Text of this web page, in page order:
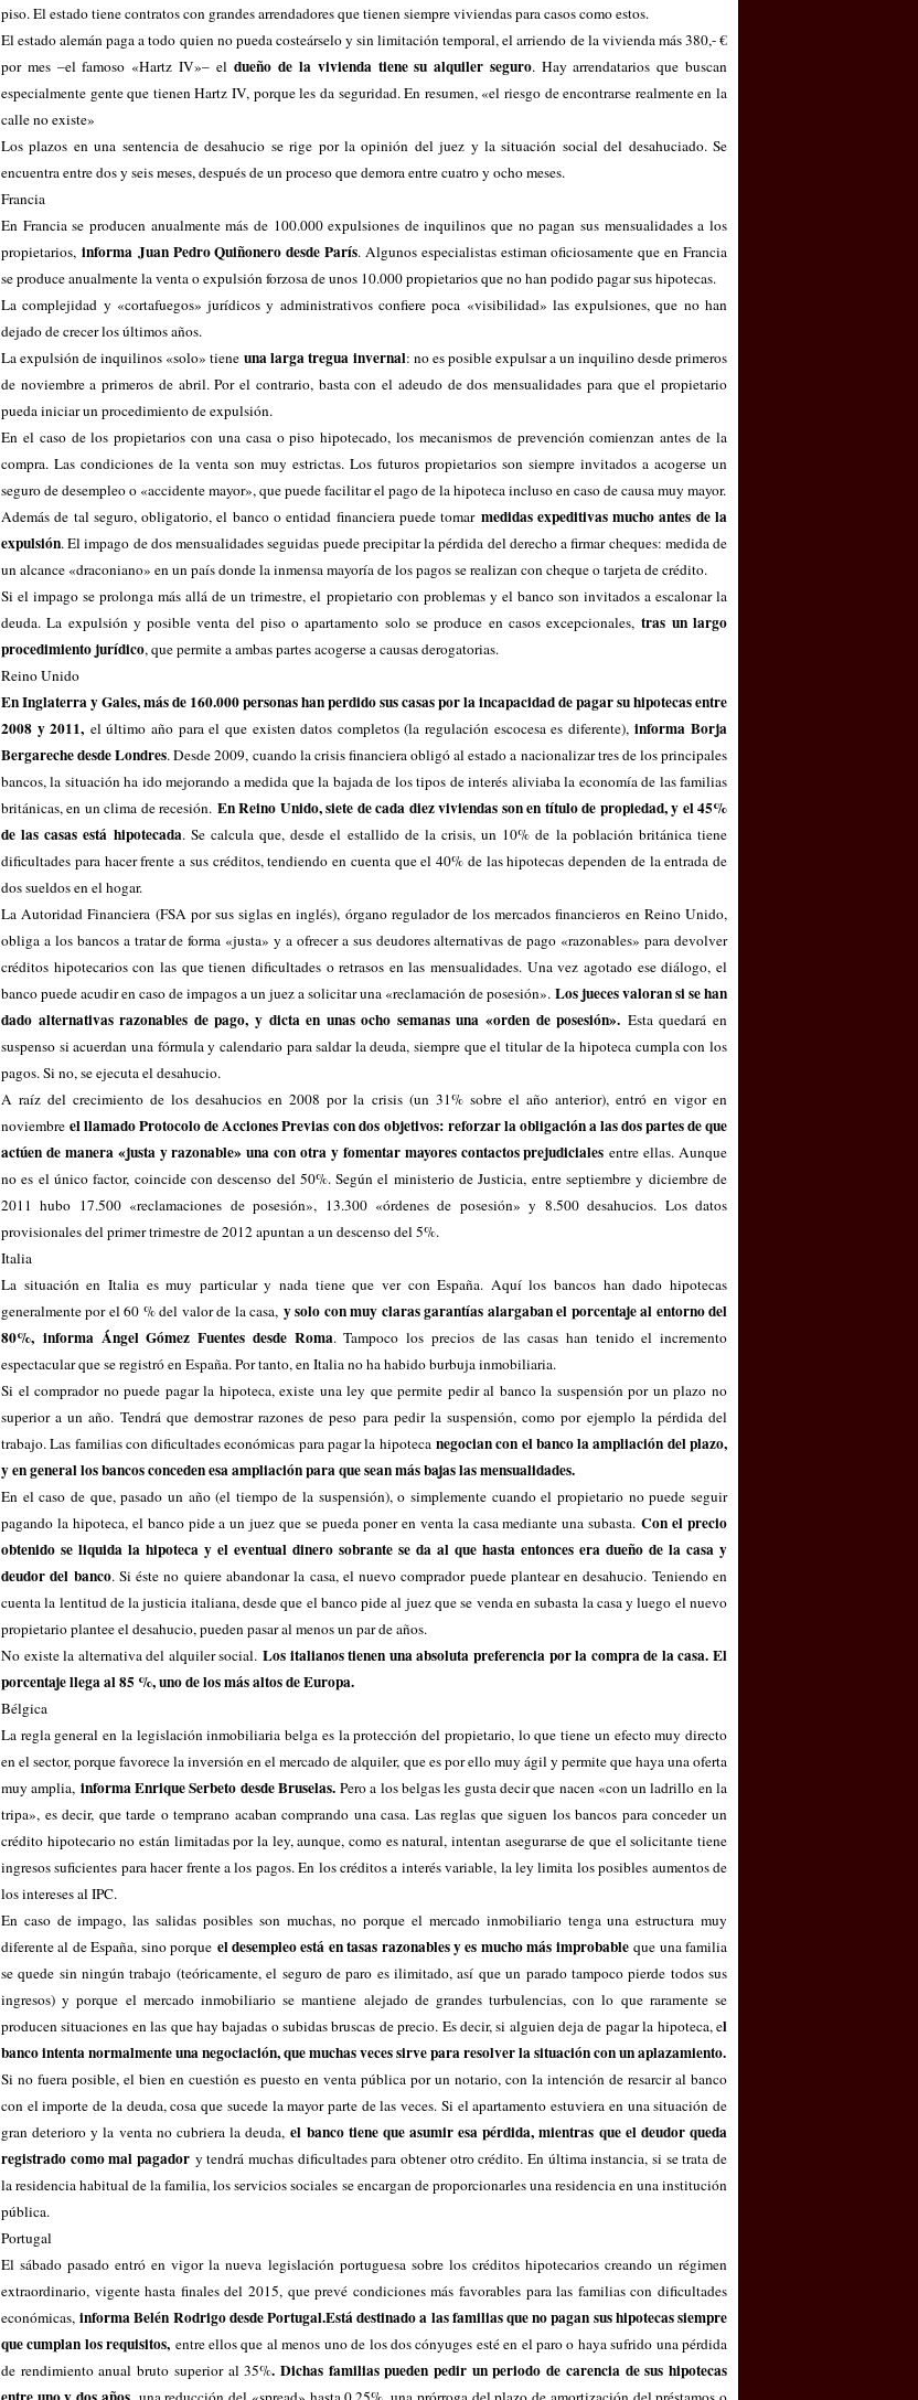
piso. El estado tiene contratos con grandes arrendadores que tienen siempre viviendas para casos como estos.
El estado alemán paga a todo quien no pueda costeárselo y sin limitación temporal, el arriendo de la vivienda más 380,- €
por mes –el famoso «Hartz IV»– eldueño de la vivienda tiene su alquiler seguro. Hay arrendatarios que buscan
especialmente gente que tienen Hartz IV, porque les da seguridad. En resumen, «el riesgo de encontrarse realmente en la
calle no existe»
Los plazos en una sentencia de desahucio se rige por la opinión del juez y la situación social del desahuciado. Se
encuentra entre dos y seis meses, después de un proceso que demora entre cuatro y ocho meses.
Francia
En Francia se producen anualmente más de 100.000 expulsiones de inquilinos que no pagan sus mensualidades a los
propietarios, informa Juan Pedro Quiñonero desde París. Algunos especialistas estiman oficiosamente que en Francia
se produce anualmente la venta o expulsión forzosa de unos 10.000 propietarios que no han podido pagar sus hipotecas.
La complejidad y «cortafuegos» jurídicos y administrativos confiere poca «visibilidad» las expulsiones, que no han
dejado de crecer los últimos años.
La expulsión de inquilinos «solo» tieneuna larga tregua invernal: no es posible expulsar a un inquilino desde primeros
de noviembre a primeros de abril. Por el contrario, basta con el adeudo de dos mensualidades para que el propietario
pueda iniciar un procedimiento de expulsión.
En el caso de los propietarios con una casa o piso hipotecado, los mecanismos de prevención comienzan antes de la
compra. Las condiciones de la venta son muy estrictas. Los futuros propietarios son siempre invitados a acogerse un
seguro de desempleo o «accidente mayor», que puede facilitar el pago de la hipoteca incluso en caso de causa muy mayor.
Además de tal seguro, obligatorio, el banco o entidad financiera puede tomar medidas expeditivas mucho antes de la
expulsión. El impago de dos mensualidades seguidas puede precipitar la pérdida del derecho a firmar cheques: medida de
un alcance «draconiano» en un país donde la inmensa mayoría de los pagos se realizan con cheque o tarjeta de crédito.
Si el impago se prolonga más allá de un trimestre, el propietario con problemas y el banco son invitados a escalonar la
deuda. La expulsión y posible venta del piso o apartamento solo se produce en casos excepcionales,tras un largo
procedimiento jurídico, que permite a ambas partes acogerse a causas derogatorias.
Reino Unido
En Inglaterra y Gales, más de 160.000 personas han perdido sus casas por la incapacidad de pagar su hipotecas entre
2008 y 2011, el último año para el que existen datos completos (la regulación escocesa es diferente),informa Borja
Bergareche desde Londres. Desde 2009, cuando la crisis financiera obligó al estado a nacionalizar tres de los principales
bancos, la situación ha ido mejorando a medida que la bajada de los tipos de interés aliviaba la economía de las familias
británicas, en un clima de recesión. En Reino Unido, siete de cada diez viviendas son en título de propiedad, y el 45%
de las casas está hipotecada. Se calcula que, desde el estallido de la crisis, un 10% de la población británica tiene
dificultades para hacer frente a sus créditos, tendiendo en cuenta que el 40% de las hipotecas dependen de la entrada de
dos sueldos en el hogar.
La Autoridad Financiera (FSA por sus siglas en inglés), órgano regulador de los mercados financieros en Reino Unido,
obliga a los bancos a tratar de forma «justa» y a ofrecer a sus deudores alternativas de pago «razonables» para devolver
créditos hipotecarios con las que tienen dificultades o retrasos en las mensualidades. Una vez agotado ese diálogo, el
banco puede acudir en caso de impagos a un juez a solicitar una «reclamación de posesión». Los jueces valoran si se han
dado alternativas razonables de pago, y dicta en unas ocho semanas una «orden de posesión». Esta quedará en
suspenso si acuerdan una fórmula y calendario para saldar la deuda, siempre que el titular de la hipoteca cumpla con los
pagos. Si no, se ejecuta el desahucio.
A raíz del crecimiento de los desahucios en 2008 por la crisis (un 31% sobre el año anterior), entró en vigor en
noviembre el llamado Protocolo de Acciones Previascon dos objetivos: reforzar la obligación a las dos partes de que
actúen de manera «justa y razonable» una con otra y fomentar mayores contactos prejudicialesentre ellas. Aunque
no es el único factor, coincide con descenso del 50%. Según el ministerio de Justicia, entre septiembre y diciembre de
2011 hubo 17.500 «reclamaciones de posesión», 13.300 «órdenes de posesión» y 8.500 desahucios. Los datos
provisionales del primer trimestre de 2012 apuntan a un descenso del 5%.
Italia
La situación en Italia es muy particular y nada tiene que ver con España. Aquí los bancos han dado hipotecas
generalmente por el 60 % del valor de la casa, y solo con muy claras garantías alargaban el porcentaje al entorno del
80%, informa Ángel Gómez Fuentes desde Roma. Tampoco los precios de las casas han tenido el incremento
espectacular que se registró en España. Por tanto, en Italia no ha habido burbuja inmobiliaria.
Si el comprador no puede pagar la hipoteca, existe una ley que permite pedir al banco la suspensión por un plazo no
superior a un año. Tendrá que demostrar razones de peso para pedir la suspensión, como por ejemplo la pérdida del
trabajo. Las familias con dificultades económicas para pagar la hipoteca negocian con el banco la ampliación del plazo,
y en general los bancos conceden esa ampliación para que sean más bajas las mensualidades.
En el caso de que, pasado un año (el tiempo de la suspensión), o simplemente cuando el propietario no puede seguir
pagando la hipoteca, el banco pide a un juez que se pueda poner en venta la casa mediante una subasta.Con el precio
obtenido se liquida la hipoteca y el eventual dinero sobrante se da al que hasta entonces era dueño de la casa y
deudor del banco. Si éste no quiere abandonar la casa, el nuevo comprador puede plantear en desahucio. Teniendo en
cuenta la lentitud de la justicia italiana, desde que el banco pide al juez que se venda en subasta la casa y luego el nuevo
propietario plantee el desahucio, pueden pasar al menos un par de años.
No existe la alternativa del alquiler social.Los italianos tienen una absoluta preferencia por la compra de la casa. El
porcentaje llega al 85 %, uno de los más altos de Europa.
Bélgica
La regla general en la legislación inmobiliaria belga es la protección del propietario, lo que tiene un efecto muy directo
en el sector, porque favorece la inversión en el mercado de alquiler, que es por ello muy ágil y permite que haya una oferta
muy amplia, informa Enrique Serbeto desde Bruselas.Pero a los belgas les gusta decir que nacen «con un ladrillo en la
tripa», es decir, que tarde o temprano acaban comprando una casa. Las reglas que siguen los bancos para conceder un
crédito hipotecario no están limitadas por la ley, aunque, como es natural, intentan asegurarse de que el solicitante tiene
ingresos suficientes para hacer frente a los pagos. En los créditos a interés variable, la ley limita los posibles aumentos de
los intereses al IPC.
En caso de impago, las salidas posibles son muchas, no porque el mercado inmobiliario tenga una estructura muy
diferente al de España, sino porque el desempleo está en tasas razonables y es mucho más improbableque una familia
se quede sin ningún trabajo (teóricamente, el seguro de paro es ilimitado, así que un parado tampoco pierde todos sus
ingresos) y porque el mercado inmobiliario se mantiene alejado de grandes turbulencias, con lo que raramente se
producen situaciones en las que hay bajadas o subidas bruscas de precio. Es decir, si alguien deja de pagar la hipoteca, el
banco intenta normalmente una negociación, que muchas veces sirve para resolver la situación con un aplazamiento.
Si no fuera posible, el bien en cuestión es puesto en venta pública por un notario, con la intención de resarcir al banco
con el importe de la deuda, cosa que sucede la mayor parte de las veces. Si el apartamento estuviera en una situación de
gran deterioro y la venta no cubriera la deuda, el banco tiene que asumir esa pérdida, mientras que el deudor queda
registrado como mal pagador y tendrá muchas dificultades para obtener otro crédito. En última instancia, si se trata de
la residencia habitual de la familia, los servicios sociales se encargan de proporcionarles una residencia en una institución
pública.
Portugal
El sábado pasado entró en vigor la nueva legislación portuguesa sobre los créditos hipotecarios creando un régimen
extraordinario, vigente hasta finales del 2015, que prevé condiciones más favorables para las familias con dificultades
económicas, informa Belén Rodrigo desde Portugal.Está destinado a las familias que no pagan sus hipotecas siempre
que cumplan los requisitos, entre ellos que al menos uno de los dos cónyuges esté en el paro o haya sufrido una pérdida
de rendimiento anual bruto superior al 35%. Dichas familias pueden pedir un periodo de carencia de sus hipotecas